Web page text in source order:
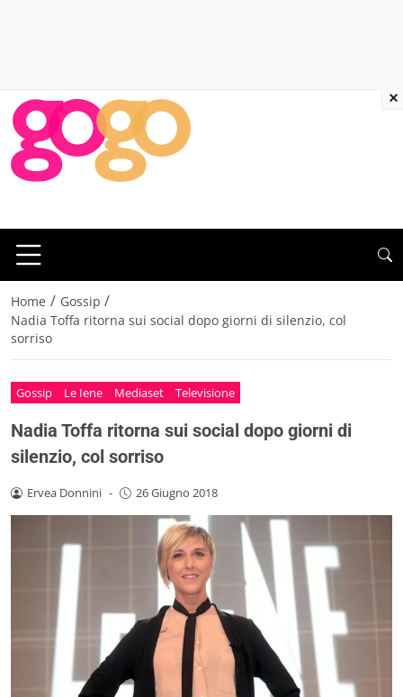
Home / Gossip /
Nadia Toffa ritorna sui social dopo giorni di silenzio, col
sorriso
Gossip Le Iene Mediaset Televisione
Nadia Toffa ritorna sui social dopo giorni di
silenzio, col sorriso
Ervea Donnini - 26 Giugno 2018
×